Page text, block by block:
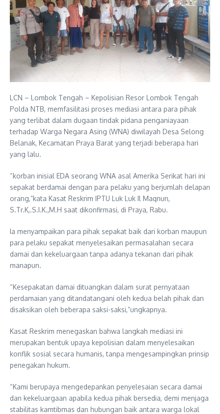
LCN – Lombok Tengah – Kepolisian Resor Lombok Tengah
Polda NTB, memfasilitasi proses mediasi antara para pihak
yang terlibat dalam dugaan tindak pidana penganiayaan
terhadap Warga Negara Asing (WNA) diwilayah Desa Selong
Belanak, Kecamatan Praya Barat yang terjadi beberapa hari
yang lalu.
“korban inisial EDA seorang WNA asal Amerika Serikat hari ini
sepakat berdamai dengan para pelaku yang berjumlah delapan
orang,”kata Kasat Reskrim IPTU Luk Luk Il Maqnun,
S.Tr.K,.S.I.K.,M.H saat dikonfirmasi, di Praya, Rabu.
Ia menyampaikan para pihak sepakat baik dari korban maupun
para pelaku sepakat menyelesaikan permasalahan secara
damai dan kekeluargaan tanpa adanya tekanan dari pihak
manapun.
“Kesepakatan damai dituangkan dalam surat pernyataan
perdamaian yang ditandatangani oleh kedua belah pihak dan
disaksikan oleh beberapa saksi-saksi,”ungkapnya.
Kasat Reskrim menegaskan bahwa langkah mediasi ini
merupakan bentuk upaya kepolisian dalam menyelesaikan
konflik sosial secara humanis, tanpa mengesampingkan prinsip
penegakan hukum.
“Kami berupaya mengedepankan penyelesaian secara damai
dan kekeluargaan apabila kedua pihak bersedia, demi menjaga
stabilitas kamtibmas dan hubungan baik antara warga lokal